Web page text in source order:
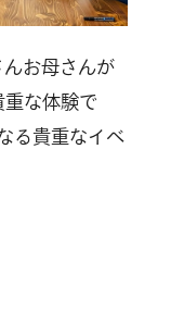
お母さんが
な体験で
る貴重なイベ